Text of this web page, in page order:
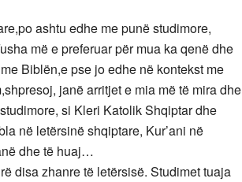
ashtu edhe me punë studimore,
më e preferuar për mua ka qenë dhe
Biblën,e pse jo edhe në kontekst me
janë arritjet e mia më të mira dhe
si Kleri Katolik Shqiptar dhe
në letërsinë shqiptare, Kur’ani në
dhe të huaj…
disa zhanre të letërsisë. Studimet tuaja